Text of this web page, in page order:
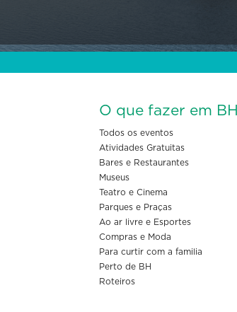
O que fazer em BH
Todos os eventos
Atividades Gratuitas
Bares e Restaurantes
Museus
Teatro e Cinema
Parques e Praças
Ao ar livre e Esportes
Compras e Moda
Para curtir com a familia
Perto de BH
Roteiros